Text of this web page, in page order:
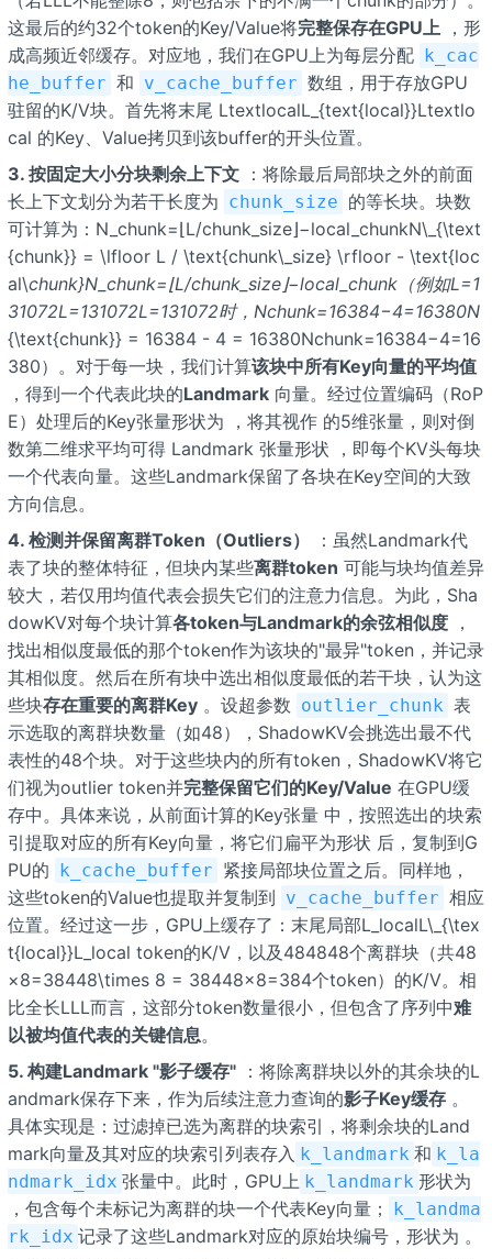
这最后的约32个token的Key/Value将完整保存在GPU上 ，形
成高频近邻缓存。对应地，我们在GPU上为每层分配 k_cac
he_buffer 和 v_cache_buffer 数组，用于存放GPU
驻留的K/V块。首先将末尾 LtextlocalL_{text{local}}Ltextlo
cal 的Key、Value拷贝到该buffer的开头位置。
3. 按固定大小分块剩余上下文：将除最后局部块之外的前面
长上下文划分为若干长度为 chunk_size 的等长块。块数
可计算为：N_chunk=⌊L/chunk_size⌋−local_chunkN\_{\text
{chunk}} = \lfloor L / \text{chunk\_size} \rfloor - \text{loc
al\chunk}N_chunk=⌊L/chunk_size⌋−local_chunk（例如L=1
31072L=131072L=131072时，Nchunk=16384−4=16380N
{\text{chunk}} = 16384 - 4 = 16380Nchunk=16384−4=16
380）。对于每一块，我们计算该块中所有Key向量的平均值
，得到一个代表此块的Landmark向量。经过位置编码（RoP
E）处理后的Key张量形状为
，将其视作 的5维张量，则对倒
数第二维求平均可得 Landmark 张量形状
，即每个KV头每块
一个代表向量。这些Landmark保留了各块在Key空间的大致
方向信息。
4. 检测并保留离群Token（Outliers）
：虽然Landmark代
表了块的整体特征，但块内某些离群token 可能与块均值差异
较大，若仅用均值代表会损失它们的注意力信息。为此，Sha
dowKV对每个块计算各token与Landmark的余弦相似度，
找出相似度最低的那个token作为该块的"最异"token，并记录
其相似度。然后在所有块中选出相似度最低的若干块，认为这
些块存在重要的离群Key。设超参数 outlier_chunk 表
示选取的离群块数量（如48），ShadowKV会挑选出最不代
表性的48个块。对于这些块内的所有token，ShadowKV将它
们视为outlier token并完整保留它们的Key/Value 在GPU缓
存中。具体来说，从前面计算的Key张量 中，按照选出的块索
引提取对应的所有Key向量，将它们扁平为形状 后，复制到G
PU的 k_cache_buffer 紧接局部块位置之后。同样地，
这些token的Value也提取并复制到 v_cache_buffer 相应
位置。经过这一步，GPU上缓存了：末尾局部L_localL\_{\tex
t{local}}L_local token的K/V，以及484848个离群块（共48
×8=38448\times 8 = 38448×8=384个token）的K/V。相
比全长LLL而言，这部分token数量很小，但包含了序列中难
以被均值代表的关键信息。
5. 构建Landmark "影子缓存"：将除离群块以外的其余块的L
andmark保存下来，作为后续注意力查询的影子Key缓存。
具体实现是：过滤掉已选为离群的块索引，将剩余块的Land
mark向量及其对应的块索引列表存入 k_landmark 和 k_la
ndmark_idx 张量中。此时，GPU上 k_landmark 形状为
，包含每个未标记为离群的块一个代表Key向量；
k_landma
rk_idx 记录了这些Landmark对应的原始块编号，形状为 。